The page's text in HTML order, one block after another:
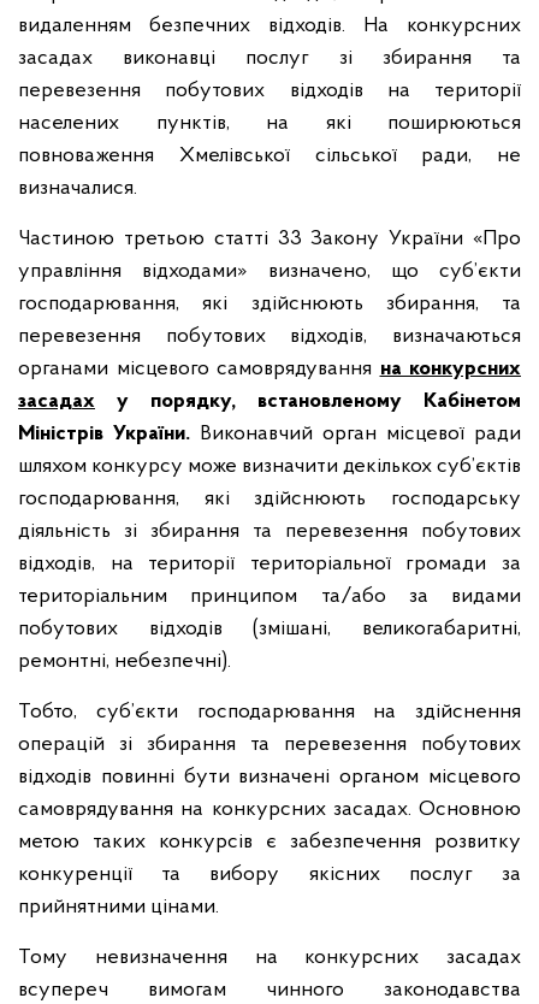
видаленням безпечних відходів. На конкурсних
засадах виконавці послуг зі збирання та
перевезення побутових відходів на території
населених пунктів, на які поширюються
повноваження Хмелівської сільської ради, не
визначалися.
Частиною третьою статті 33 Закону України «Про
управління відходами» визначено, що суб’єкти
господарювання, які здійснюють збирання, та
перевезення побутових відходів, визначаються
органами місцевого самоврядування на конкурсних
засадах у порядку, встановленому Кабінетом
Міністрів України. Виконавчий орган місцевої ради
шляхом конкурсу може визначити декількох суб’єктів
господарювання, які здійснюють господарську
діяльність зі збирання та перевезення побутових
відходів, на території територіальної громади за
територіальним принципом та/або за видами
побутових відходів (змішані, великогабаритні,
ремонтні, небезпечні).
Тобто, суб’єкти господарювання на здійснення
операцій зі збирання та перевезення побутових
відходів повинні бути визначені органом місцевого
самоврядування на конкурсних засадах. Основною
метою таких конкурсів є забезпечення розвитку
конкуренції та вибору якісних послуг за
прийнятними цінами.
Тому невизначення на конкурсних засадах
всупереч вимогам чинного законодавства